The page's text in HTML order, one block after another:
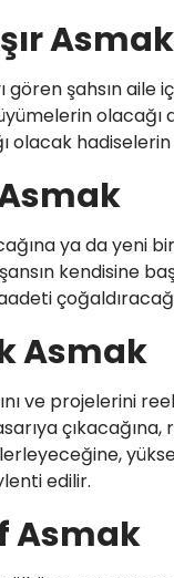
Asmak
gören şahsın
olacağı
olacak
ya da yeni
kendisine
Asmak
ve projelerini
edilir.
Asmak